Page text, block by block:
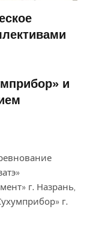
и
г. Назрань,
г.